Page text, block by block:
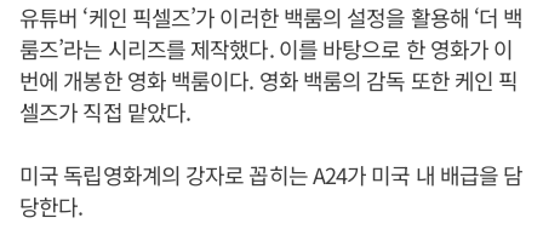
유튜버 ‘케인 픽셀즈’가 이러한 백룸의 설정을 활용해 ‘더 백
룸즈’라는 시리즈를 제작했다. 이를 바탕으로 한 영화가 이
번에 개봉한 영화 백룸이다. 영화 백룸의 감독 또한 케인 픽
셀즈가 직접 맡았다.
미국 독립영화계의 강자로 꼽히는 A24가 미국 내 배급을 담
당한다.